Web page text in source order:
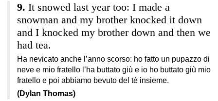
It snowed last year too: I made a
snowman and my brother knocked it down
and I knocked my brother down and then we
had tea.
Ha nevicato anche l’anno scorso: ho fatto un pupazzo di
neve e mio fratello l’ha buttato giù e io ho buttato giù mio
fratello e poi abbiamo bevuto del tè insieme.
(Dylan Thomas)